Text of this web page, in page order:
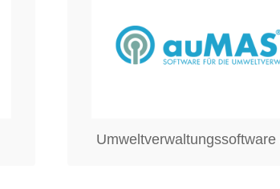
Umweltverwaltungssoftware
Verwaltungen zur
Überwachung und
Immissionsschutz und